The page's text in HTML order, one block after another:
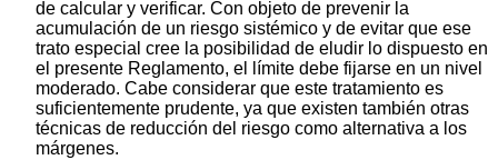
de calcular y verificar. Con objeto de prevenir la
acumulación de un riesgo sistémico y de evitar que ese
trato especial cree la posibilidad de eludir lo dispuesto en
el presente Reglamento, el límite debe fijarse en un nivel
moderado. Cabe considerar que este tratamiento es
suficientemente prudente, ya que existen también otras
técnicas de reducción del riesgo como alternativa a los
márgenes.